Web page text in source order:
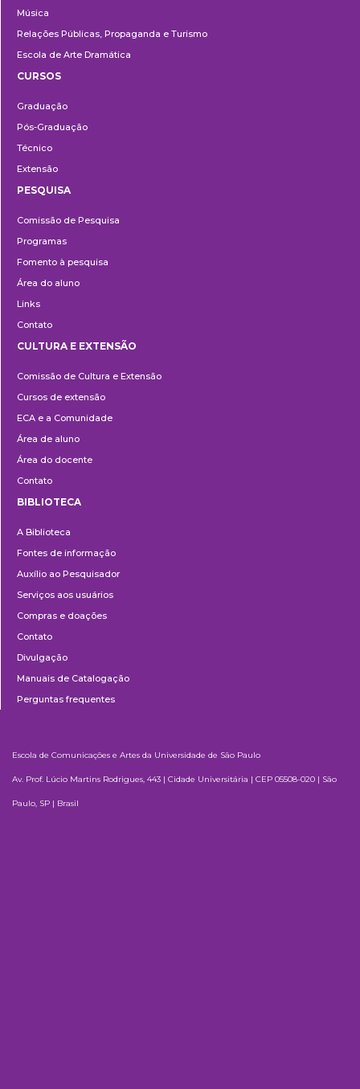
Música
Relações Públicas, Propaganda e Turismo
Escola de Arte Dramática
CURSOS
Graduação
Pós-Graduação
Técnico
Extensão
PESQUISA
Comissão de Pesquisa
Programas
Fomento à pesquisa
Área do aluno
Links
Contato
e
Extensão
CULTURA E EXTENSÃO
Comissão de Cultura e Extensão
Cursos de extensão
ECA e a Comunidade
Área de aluno
Área do docente
Contato
BIBLIOTECA
A Biblioteca
Fontes de informação
Auxílio ao Pesquisador
Serviços aos usuários
Compras e doações
Contato
Divulgação
Manuais de Catalogação
Perguntas frequentes
Escola de Comunicações e Artes da Universidade de São Paulo
Av. Prof. Lúcio Martins Rodrigues, 443 | Cidade Universitária | CEP 05508-020 | São
Paulo, SP | Brasil